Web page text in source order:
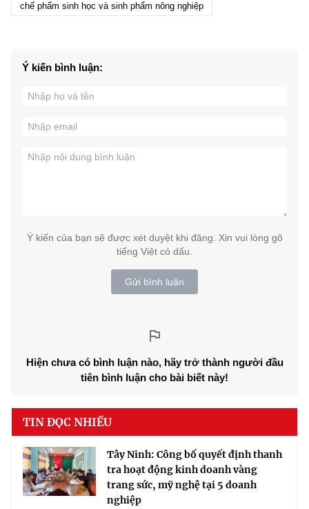
chế phẩm sinh học và sinh phẩm nông nghiệp
Ý kiến bình luận:
Ý kiến của bạn sẽ được xét duyệt khi đăng. Xin vui lòng gõ
tiếng Việt có dấu.
Gửi bình luận
Hiện chưa có bình luận nào, hãy trở thành người đầu
tiên bình luận cho bài biết này!
TIN ĐỌC NHIỀU
Tây Ninh: Công bố quyết định thanh
tra hoạt động kinh doanh vàng
trang sức, mỹ nghệ tại 5 doanh
nghiệp